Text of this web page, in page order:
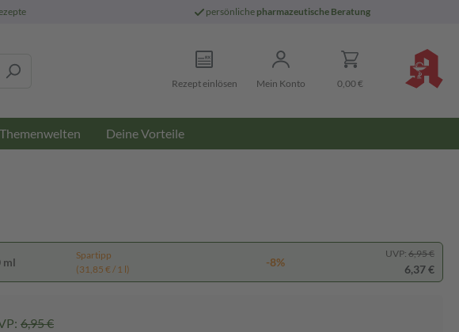
persönliche pharmazeutische Beratung
Rezept einlösen Mein Konto 0,00 €
Themenwelten Deine Vorteile
ml
Spartipp
(31,85 € / 1 l)
-8%
UVP: 6,95 €
6,37 €
6,95 €